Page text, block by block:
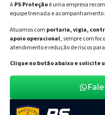
APS Proteçãoé uma empresa
equipe treinada e acompanhamento
Atuamos com portaria, vigia,
apoio operacional, sempre com
atendimento e redução de riscos
Clique no botão abaixo e solicite